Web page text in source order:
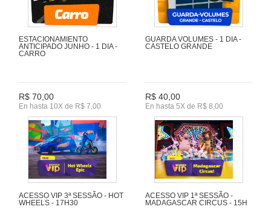
ESTACIONAMIENTO
ANTICIPADO JUNHO - 1 DIA -
CARRO
R$ 70,00
En hasta 10X de R$ 7,00
GUARDA VOLUMES - 1 DIA -
CASTELO GRANDE
R$ 40,00
En hasta 5X de R$ 8,00
ACESSO VIP 3ª SESSÃO - HOT
WHEELS - 17H30
ACESSO VIP 1ª SESSÃO -
MADAGASCAR CIRCUS - 15H